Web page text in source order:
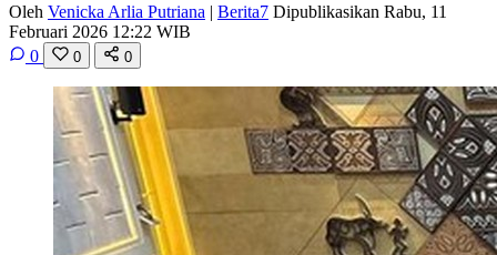
Oleh Venicka Arlia Putriana | Berita7 Dipublikasikan Rabu, 11
Februari 2026 12:22 WIB
0
0 0